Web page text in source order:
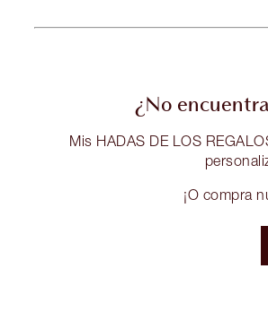
¿No
Mis HADAS DE LOS
¡O compra